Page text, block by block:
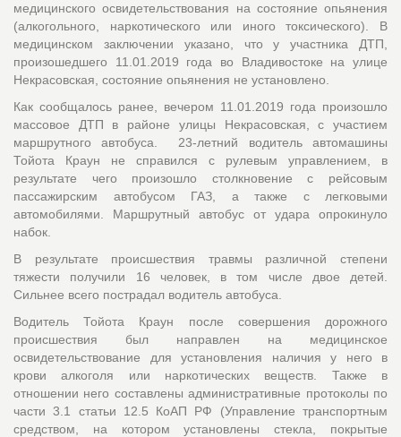
медицинского освидетельствования на состояние опьянения
(алкогольного, наркотического или иного токсического). В
медицинском заключении указано, что у участника ДТП,
произошедшего 11.01.2019 года во Владивостоке на улице
Некрасовская, состояние опьянения не установлено.
Как сообщалось ранее, вечером 11.01.2019 года произошло
массовое ДТП в районе улицы Некрасовская, с участием
маршрутного автобуса. 23-летний водитель автомашины
Тойота Краун не справился с рулевым управлением, в
результате чего произошло столкновение с рейсовым
пассажирским автобусом ГАЗ, а также с легковыми
автомобилями. Маршрутный автобус от удара опрокинуло
набок.
В результате происшествия травмы различной степени
тяжести получили 16 человек, в том числе двое детей.
Сильнее всего пострадал водитель автобуса.
Водитель Тойота Краун после совершения дорожного
происшествия был направлен на медицинское
освидетельствование для установления наличия у него в
крови алкоголя или наркотических веществ. Также в
отношении него составлены административные протоколы по
части 3.1 статьи 12.5 КоАП РФ (Управление транспортным
средством, на котором установлены стекла, покрытые